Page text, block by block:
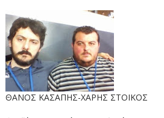
ΘΑΝΟΣ ΚΑΣΑΠΗΣ-ΧΑΡΗΣ ΣΤΟΙΚΟΣ